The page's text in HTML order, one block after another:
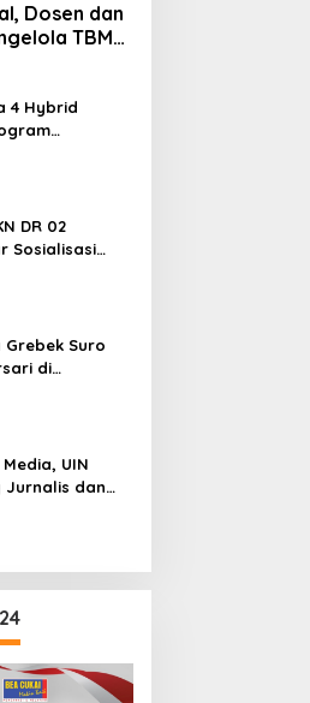
Latih Pengelola TBM Pojok
Pustaka Majenang
Dosen dan
TBM
4 Hybrid
DR 02
Sosialisasi
Narkoba dan
Suro
di
Apresiasi
UIN
Jurnalis dan